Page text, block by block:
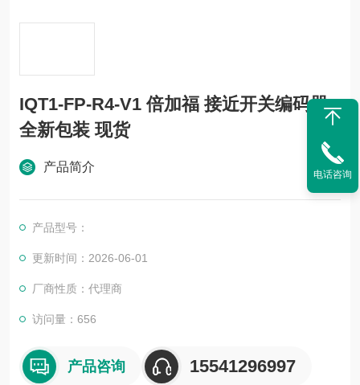
IQT1-FP-R4-V1 倍加福 接近开关编码器
全新包装 现货
产品简介
产品型号：
更新时间：2026-06-01
厂商性质：代理商
访问量：656
产品咨询 15541296997
电话咨询